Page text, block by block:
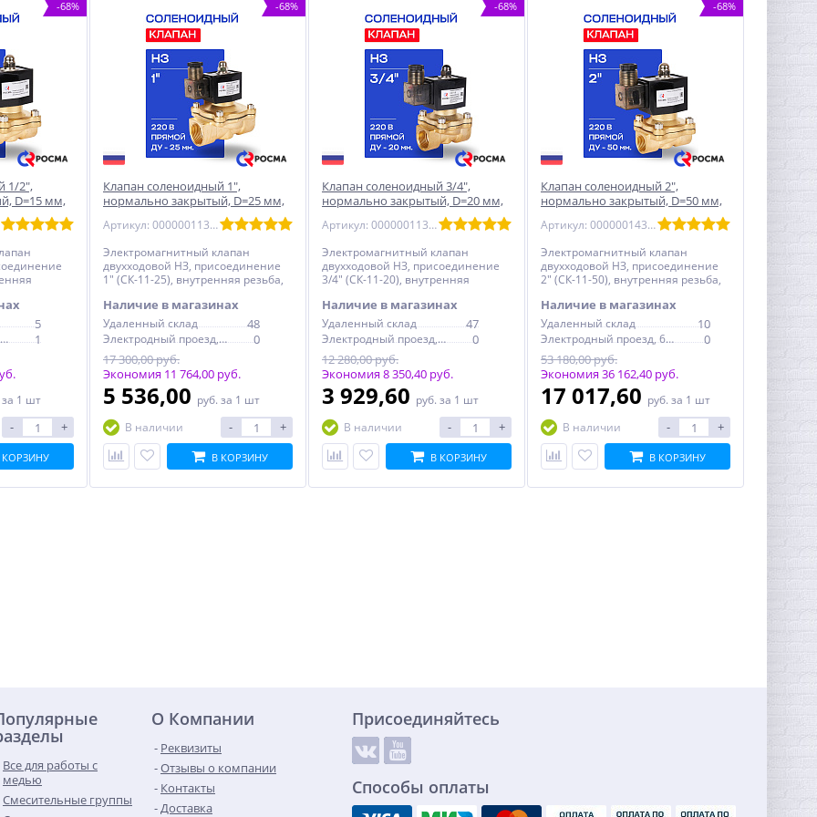
-68%
1/2",
D=15 мм,
5
Электродный проезд, 6с1
1
за 1 шт
- +
КОРЗИНУ
-68%
Клапан соленоидный 1",
нормально закрытый, D=25 мм,
СК-11-25, ВР, 220 В, РОСМА
(00000011327)
Артикул: 00000011327
Электромагнитный клапан
двухходовой НЗ, присоединение
1" (СК-11-25), внутренняя резьба,
Наличие в магазинах
Удаленный склад 48
Электродный проезд, 6с1
0
17 300,00 руб.
Экономия 11 764,00 руб.
5 536,00 руб. за 1 шт
В наличии
- +
В КОРЗИНУ
-68%
Клапан соленоидный 3/4",
нормально закрытый, D=20 мм,
СК-11-20, ВР, 220 В, РОСМА
(00000011326)
Артикул: 00000011326
Электромагнитный клапан
двухходовой НЗ, присоединение
3/4" (СК-11-20), внутренняя
Наличие в магазинах
Удаленный склад 47
Электродный проезд, 6с1
0
12 280,00 руб.
Экономия 8 350,40 руб.
3 929,60 руб. за 1 шт
В наличии
- +
В КОРЗИНУ
-68%
Клапан соленоидный 2",
нормально закрытый, D=50 мм,
СК-11-50, ВР, 220 В, РОСМА
(00000014312)
Артикул: 00000014312
Электромагнитный клапан
двухходовой НЗ, присоединение
2" (СК-11-50), внутренняя резьба,
Наличие в магазинах
Удаленный склад 10
Электродный проезд, 6с1
0
53 180,00 руб.
Экономия 36 162,40 руб.
17 017,60 руб. за 1 шт
В наличии
- +
В КОРЗИНУ
Все для работы с
медью
Смесительные группы
О Компании
Реквизиты
Отзывы о компании
Контакты
Доставка
Присоединяйтесь
Способы оплаты